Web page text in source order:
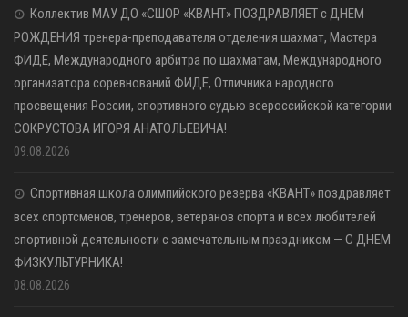
Коллектив МАУ ДО «СШОР «КВАНТ» ПОЗДРАВЛЯЕТ с ДНЕМ
РОЖДЕНИЯ тренера-преподавателя отделения шахмат, Мастера
ФИДЕ, Международного арбитра по шахматам, Международного
организатора соревнований ФИДЕ, Отличника народного
просвещения России, спортивного судью всероссийской категории
СОКРУСТОВА ИГОРЯ АНАТОЛЬЕВИЧА!
09.08.2026
Спортивная школа олимпийского резерва «КВАНТ» поздравляет
всех спортсменов, тренеров, ветеранов спорта и всех любителей
спортивной деятельности с замечательным праздником — С ДНЕМ
ФИЗКУЛЬТУРНИКА!
08.08.2026